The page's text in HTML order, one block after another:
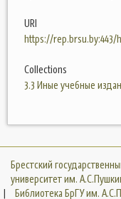
URI
https://rep.brsu.by:443/
Collections
3.3 Иные учебные
Брестский
университет им.
|
Библиотека БрГУ им.